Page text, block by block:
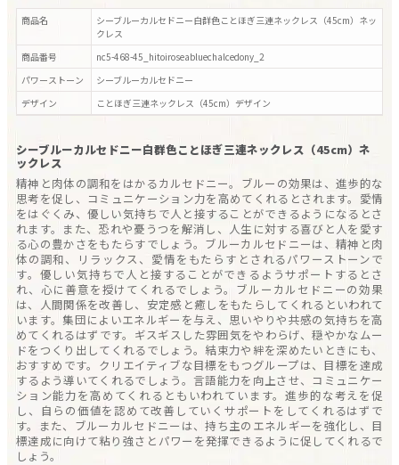
シーブルーカルセドニー白群色ことほぎ三連ネックレス（45cm）ネ
ックレス
精神と肉体の調和をはかるカルセドニー。ブルーの効果は、進歩的な
思考を促し、コミュニケーション力を高めてくれるとされます。愛情
をはぐくみ、優しい気持ちで人と接することができるようになるとさ
れます。また、恐れや憂うつを解消し、人生に対する喜びと人を愛す
る心の豊かさをもたらすでしょう。ブルーカルセドニーは、精神と肉
体の調和、リラックス、愛情をもたらすとされるパワーストーンで
す。優しい気持ちで人と接することができるようサポートするとさ
れ、心に善意を授けてくれるでしょう。ブルーカルセドニーの効果
は、人間関係を改善し、安定感と癒しをもたらしてくれるといわれて
います。集団によいエネルギーを与え、思いやりや共感の気持ちを高
めてくれるはずです。ギスギスした雰囲気をやわらげ、穏やかなムー
ドをつくり出してくれるでしょう。結束力や絆を深めたいときにも、
おすすめです。クリエイティブな目標をもつグループは、目標を達成
するよう導いてくれるでしょう。言語能力を向上させ、コミュニケー
ション能力を高めてくれるともいわれています。進歩的な考えを促
し、自らの価値を認めて改善していくサポートをしてくれるはずで
す。また、ブルーカルセドニーは、持ち主のエネルギーを強化し、目
標達成に向けて粘り強さとパワーを発揮できるように促してくれるで
しょう。
商品名
シーブルーカルセドニー白群色ことほぎ三連ネックレス（45cm）ネッ
クレス
商品番号
nc5-468-45_hitoiroseabluechalcedony_2
パワーストーン
シーブルーカルセドニー
デザイン
ことほぎ三連ネックレス（45cm） デザイン